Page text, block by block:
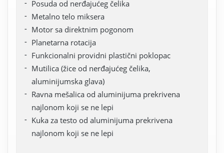
Posuda od nerđajućeg čelika
Metalno telo miksera
Motor sa direktnim pogonom
Planetarna rotacija
Funkcionalni providni plastični poklopac
Mutilica (žice od nerđajućeg čelika,
aluminijumska glava)
Ravna mešalica od aluminijuma prekrivena
najlonom koji se ne lepi
Kuka za testo od aluminijuma prekrivena
najlonom koji se ne lepi